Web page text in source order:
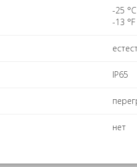
-25
-13
IP65
нет